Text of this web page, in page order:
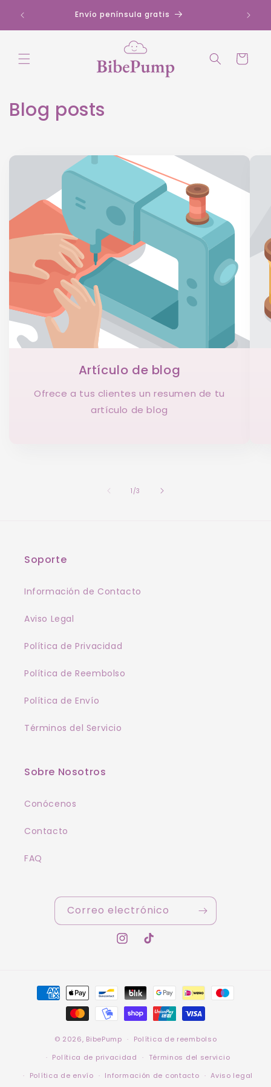
directamente
Envío península gratis
Carrito
Blog posts
Artículo de blog
Ofrece a tus clientes un resumen de tu
artículo de blog
1 /de
3
Soporte
Información de Contacto
Aviso Legal
Política de Privacidad
Política de Reembolso
Política de Envío
Términos del Servicio
Sobre Nosotros
Conócenos
Contacto
FAQ
Correo electrónico
Instagram
TikTok
Formas
© 2026, BibePump
Política de reembolso
Política de privacidad
Términos del servicio
Política de envío
Información de contacto Aviso legal